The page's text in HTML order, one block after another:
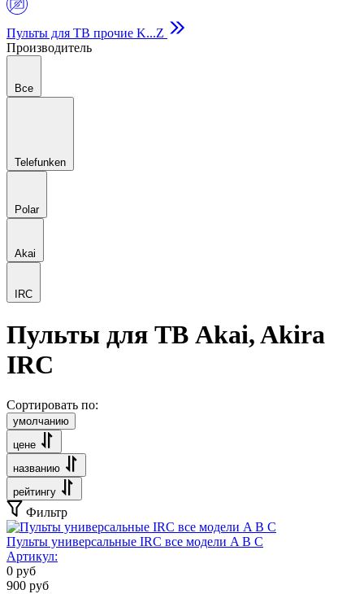
Пульты для ТВ прочие K...Z
Производитель
Все
Telefunken
Polar
Akai
IRC
Пульты для ТВ Akai, Akira
IRC
Сортировать по:
умолчанию
цене
названию
рейтингу
Фильтр
Пульты универсальные IRC все модели A B C
Артикул:
0 руб
900 руб